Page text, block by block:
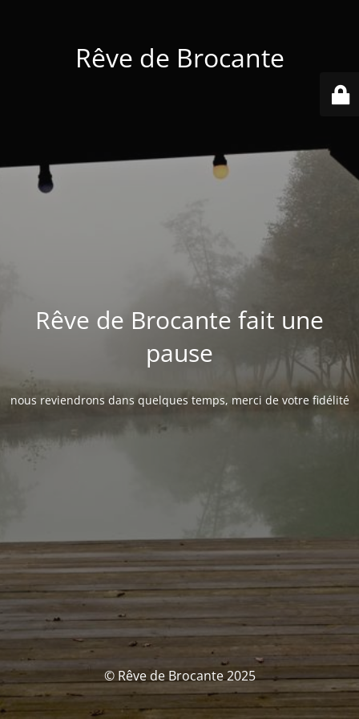
Rêve de Brocante
Rêve de Brocante fait une
pause
nous reviendrons dans quelques temps, merci de votre fidélité
© Rêve de Brocante 2025